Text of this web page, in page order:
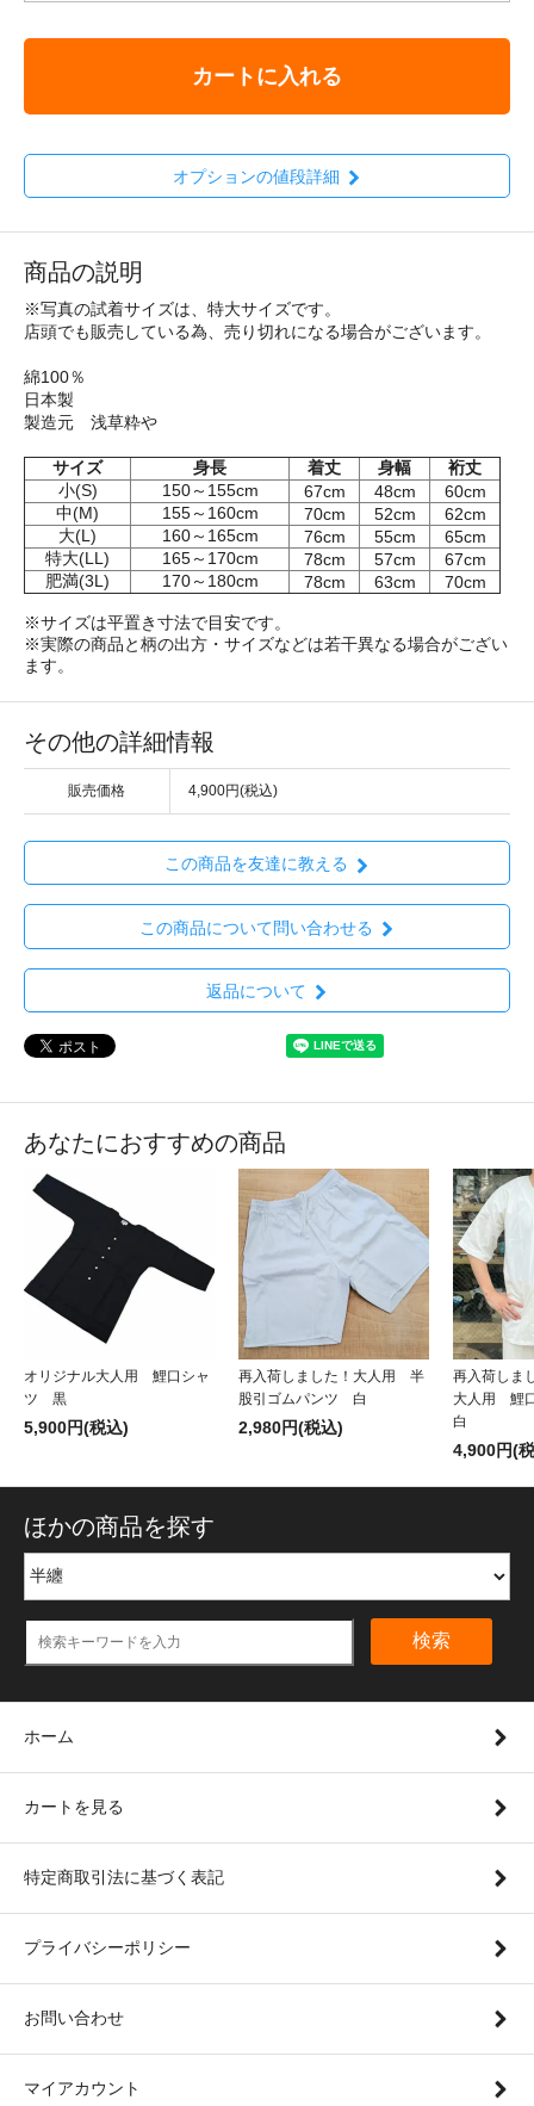
カートに入れる
オプションの値段詳細
商品の説明
※写真の試着サイズは、特大サイズです。
店頭でも販売している為、売り切れになる場合がございます。
綿100％
日本製
製造元 浅草粋や
サイズ 身長 着丈 身幅
裄丈
小(S)
150～155cm 67cm 48cm
60cm
中(M)
155～160cm 70cm 52cm
62cm
大(L)
160～165cm 76cm 55cm
65cm
特大(LL)
165～170cm 78cm 57cm
67cm
肥満(3L)
170～180cm 78cm 63cm 70cm
※サイズは平置き寸法で目安です。
※実際の商品と柄の出方・サイズなどは若干異なる場合がござい
ます。
その他の詳細情報
販売価格 4,900円(税込)
この商品を友達に教える
この商品について問い合わせる
返品について
あなたにおすすめの商品
オリジナル大人用 鯉口シャ
ツ 黒
5,900円(税込)
再入荷しました！大人用 半
股引ゴムパンツ 白
2,980円(税込)
再入荷しま
大人用 鯉
白
4,900円(
ほかの商品を探す
検索
ホーム
カートを見る
特定商取引法に基づく表記
プライバシーポリシー
お問い合わせ
マイアカウント